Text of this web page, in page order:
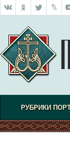
РУБРИКИ